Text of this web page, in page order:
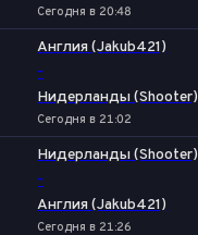
Сегодня в 20:48
Англия (Jakub421)
-
Нидерланды (Shooter)
Сегодня в 21:02
Нидерланды (Shooter)
-
Англия (Jakub421)
Сегодня в 21:26